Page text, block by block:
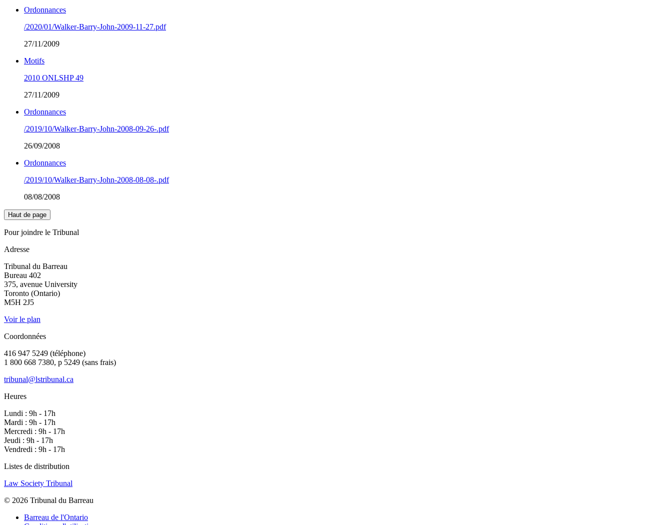
Ordonnances
/2020/01/Walker-Barry-John-2009-11-27.pdf
27/11/2009
Motifs
2010 ONLSHP 49
27/11/2009
Ordonnances
/2019/10/Walker-Barry-John-2008-09-26-.pdf
26/09/2008
Ordonnances
/2019/10/Walker-Barry-John-2008-08-08-.pdf
08/08/2008
Haut de page
Pour joindre le Tribunal
Adresse
Tribunal du Barreau
Bureau 402
375, avenue University
Toronto (Ontario)
M5H 2J5
Voir le plan
Coordonnées
416 947 5249 (téléphone)
1 800 668 7380, p 5249 (sans frais)
tribunal@lstribunal.ca
Heures
Lundi : 9h - 17h
Mardi : 9h - 17h
Mercredi : 9h - 17h
Jeudi : 9h - 17h
Vendredi : 9h - 17h
Listes de distribution
Law Society Tribunal
© 2026 Tribunal du Barreau
Barreau de l'Ontario